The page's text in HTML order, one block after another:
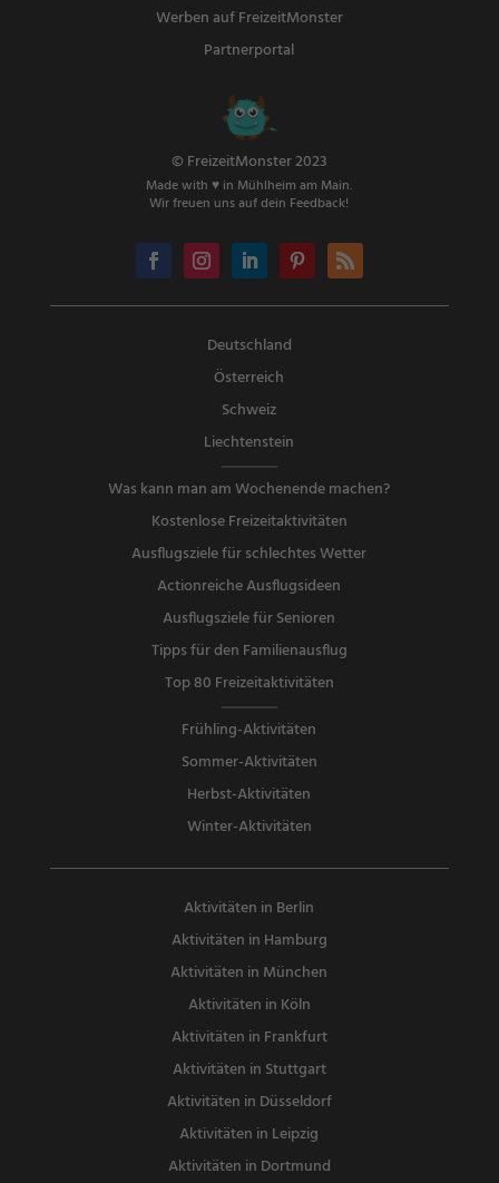
Werben auf FreizeitMonster
Partnerportal
© FreizeitMonster 2023
Made with ♥ in Mühlheim am Main.
Wir freuen uns auf dein Feedback!
Deutschland
Österreich
Schweiz
Liechtenstein
Was kann man am Wochenende machen?
Kostenlose Freizeitaktivitäten
Ausflugsziele für schlechtes Wetter
Actionreiche Ausflugsideen
Ausflugsziele für Senioren
Tipps für den Familienausflug
Top 80 Freizeitaktivitäten
Frühling-Aktivitäten
Sommer-Aktivitäten
Herbst-Aktivitäten
Winter-Aktivitäten
Aktivitäten in Berlin
Aktivitäten in Hamburg
Aktivitäten in München
Aktivitäten in Köln
Aktivitäten in Frankfurt
Aktivitäten in Stuttgart
Aktivitäten in Düsseldorf
Aktivitäten in Leipzig
Aktivitäten in Dortmund